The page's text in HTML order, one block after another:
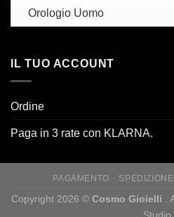
IL TUO ACCOUNT
Ordine
Paga in 3 rate con KLARNA.
PAGAMENTO SPEDIZIONE
Copyright 2026 © Cosmo Gioielli .